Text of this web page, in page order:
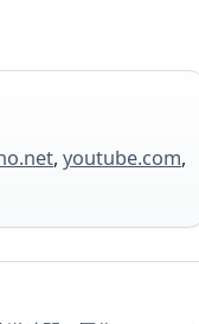
, youtube.com,